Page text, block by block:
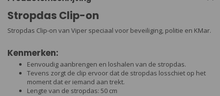
Stropdas Clip-on
Stropdas Clip-on van Viper speciaal voor beveiliging, politie en KMar.
Kenmerken:
Eenvoudig aanbrengen en loshalen van de stropdas.
Tevens zorgt de clip ervoor dat de stropdas losschiet op het
moment dat er iemand aan trekt.
Lengte van de stropdas: 50 cm